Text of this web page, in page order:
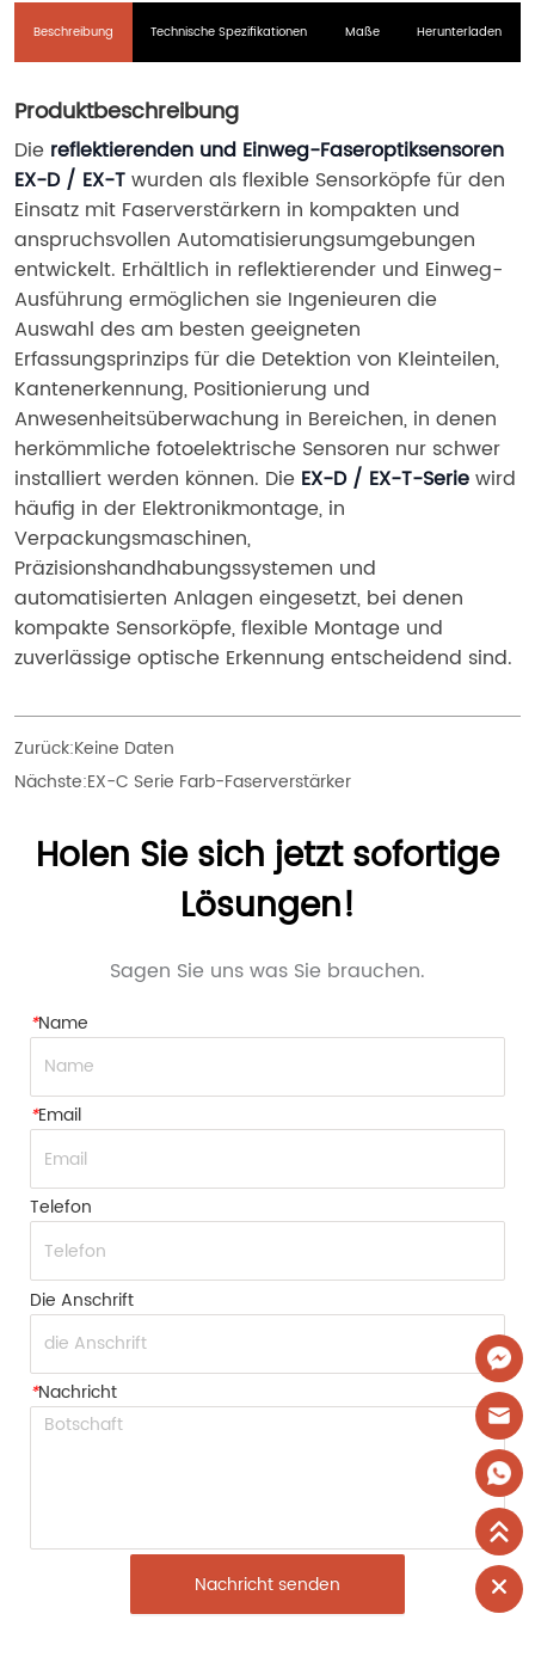
Beschreibung Technische Spezifikationen Maße Herunterladen
Produktbeschreibung
Die reflektierenden und Einweg-Faseroptiksensoren
EX-D / EX-T wurden als flexible Sensorköpfe für den
Einsatz mit Faserverstärkern in kompakten und
anspruchsvollen Automatisierungsumgebungen
entwickelt. Erhältlich in reflektierender und Einweg-
Ausführung ermöglichen sie Ingenieuren die
Auswahl des am besten geeigneten
Erfassungsprinzips für die Detektion von Kleinteilen,
Kantenerkennung, Positionierung und
Anwesenheitsüberwachung in Bereichen, in denen
herkömmliche fotoelektrische Sensoren nur schwer
installiert werden können. Die EX-D / EX-T-Serie wird
häufig in der Elektronikmontage, in
Verpackungsmaschinen,
Präzisionshandhabungssystemen und
automatisierten Anlagen eingesetzt, bei denen
kompakte Sensorköpfe, flexible Montage und
zuverlässige optische Erkennung entscheidend sind.
Zurück:Keine Daten
Nächste:EX-C Serie Farb-Faserverstärker
Holen Sie sich jetzt sofortige
Lösungen!
Sagen Sie uns was Sie brauchen.
*Name
*Email
Telefon
Die Anschrift
*Nachricht
Nachricht senden